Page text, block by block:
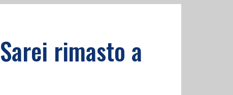
rimasto a